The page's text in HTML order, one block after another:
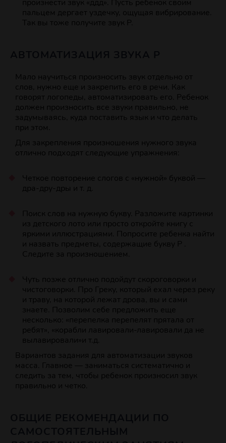
произнести звук «ддд». Пусть ребенок своим
пальцем дергает уздечку, ощущая вибрирование.
Так вы тоже получите звук Р.
Мало научиться произносить звук отдельно от
слов, нужно еще и закрепить его в речи. Как
говорят логопеды, автоматизировать его. Ребенок
должен произносить все звуки правильно, не
задумываясь, куда поставить язык и что делать
при этом.
Для закрепления произношения нужного звука
отлично подходят следующие упражнения:
Четкое повторение слогов с «нужной» буквой —
дра-дру-дры и т. д.
Поиск слов на нужную букву. Разложите картинки
из детского лото или просто откройте книгу с
яркими иллюстрациями. Попросите ребенка найти
и назвать предметы, содержащие букву Р .
Следите за произношением.
Чуть позже отлично подойдут скороговорки и
чистоговорки. Про Греку, который ехал через реку
и траву, на которой лежат дрова, вы и сами
знаете. Позволим себе предложить еще
несколько: «перепелка перепелят прятала от
ребят», «корабли лавировали-лавировали да не
вылавировали»и т.д.
Вариантов задания для автоматизации звуков
масса. Главное — заниматься систематично и
следить за тем, чтобы ребенок произносил звук
правильно и четко.